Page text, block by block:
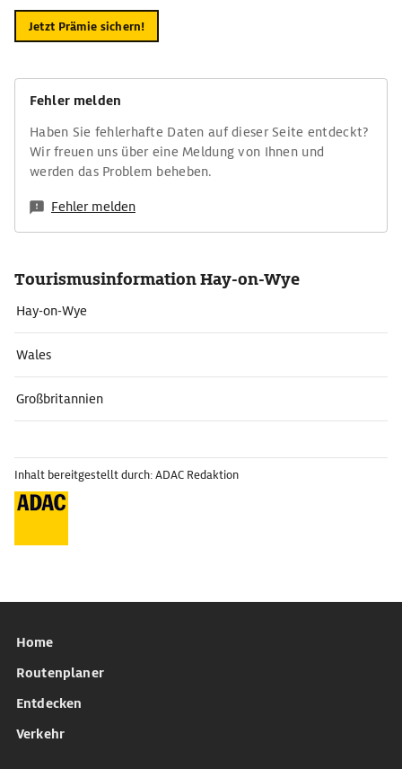
Jetzt Prämie sichern!
Fehler melden
Haben Sie fehlerhafte Daten auf dieser Seite entdeckt?
Wir freuen uns über eine Meldung von Ihnen und
werden das Problem beheben.
Fehler melden
Tourismusinformation Hay-on-Wye
Hay-on-Wye
Wales
Großbritannien
Inhalt bereitgestellt durch: ADAC Redaktion
Home
Routenplaner
Entdecken
Verkehr